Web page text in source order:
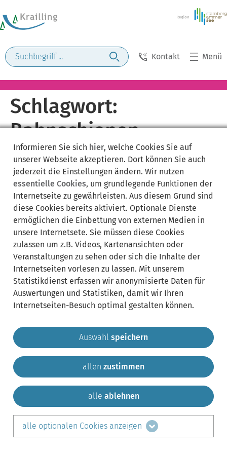
Kontakt Menü
Schlagwort:
Bahnschienen
Gemeinde Krailling Impressum
Sitemap
Kontakt
teilen auf:
LinkedIn
Informieren Sie sich hier, welche Cookies Sie auf
unserer Webseite akzeptieren. Dort können Sie auch
jederzeit die Einstellungen ändern. Wir nutzen
essentielle Cookies, um grundlegende Funktionen der
Internetseite zu gewährleisten. Aus diesem Grund sind
diese Cookies bereits aktiviert. Optionale Dienste
ermöglichen die Einbettung von externen Medien in
unsere Internetsete. Sie müssen diese Cookies
zulassen um z.B. Videos, Kartenansichten oder
Veranstaltungen zu sehen oder sich die Inhalte der
Internetseiten vorlesen zu lassen. Mit unserem
Statistikdienst erfassen wir anonymisierte Daten für
Auswertungen und Statistiken, damit wir Ihren
Internetseiten-Besuch optimal gestalten können.
Auswahl speichern
allen zustimmen
alle ablehnen
alle optionalen Cookies anzeigen